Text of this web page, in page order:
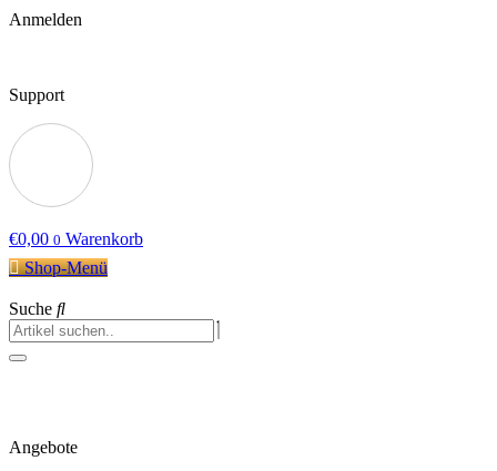
Anmelden
Support
€0,00 0 Warenkorb
Shop-Menü
Suche
Angebote